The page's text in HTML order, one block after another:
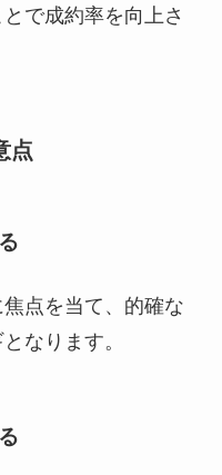
で成約率を向上さ
点
点を当て、的確な
なります。